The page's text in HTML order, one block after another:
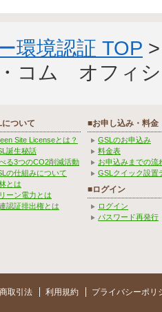
環境認証 TOP
コム オフィ
ついて
Site Licenseとは？
誕生秘話
る3つのCO2削減活動
の仕組みについて
とは
ーン電力とは
認証排出権とは
■お申し込み・料金
GSLのお申込み
料金表
お申込みまでの流
GSLクイック設置
■ログイン
ログイン
パスワード再発行
取引法 利用規約 プライバシーポリ